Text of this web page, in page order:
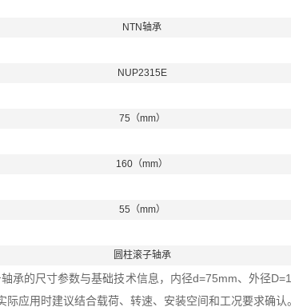
NTN轴承
NUP2315E
75（mm）
160（mm）
55（mm）
圆柱滚子轴承
承的尺寸参数与基础技术信息，内径d=75mm、外径
应用时建议结合载荷、转速、安装空间和工况要求确认。